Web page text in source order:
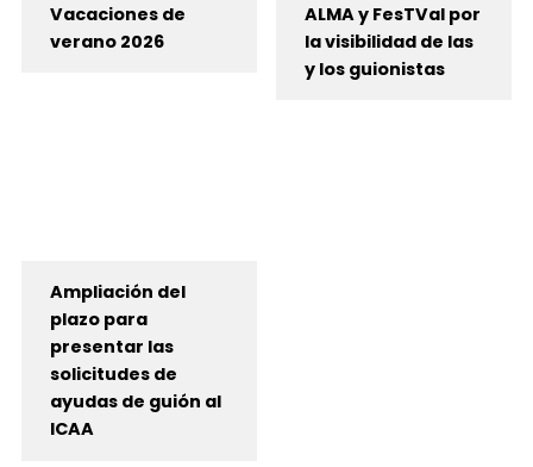
Vacaciones de
verano 2026
ALMA y FesTVal por
la visibilidad de las
y los guionistas
Ampliación del
plazo para
presentar las
solicitudes de
ayudas de guión al
ICAA